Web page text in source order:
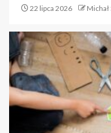
22 lipca 2026